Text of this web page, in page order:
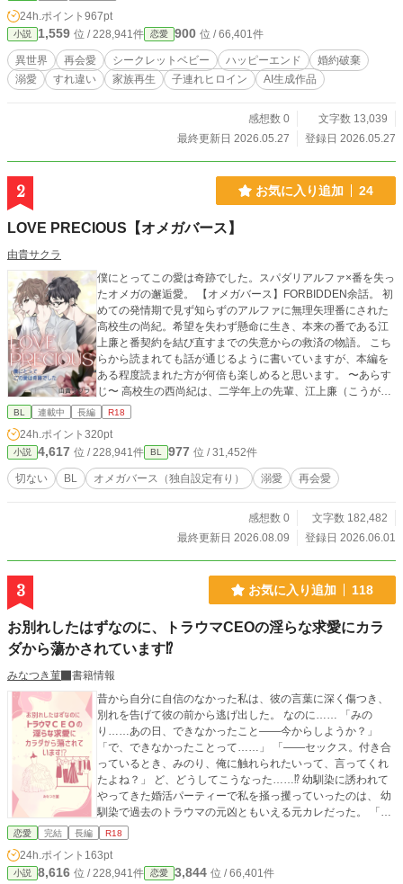
24h.ポイント 967pt
小説 1,559 位 / 228,941件 恋愛 900 位 / 66,401件
異世界 再会愛 シークレットベビー ハッピーエンド
婚約破棄
溺愛
すれ違い 家族再生 子連れヒロイン AI生成作品
感想数 0
文字数 13,039
最終更新日 2026.05.27
登録日 2026.05.27
2 お気に入り追加 24
LOVE PRECIOUS【オメガバース】
由貴サクラ
僕にとってこの愛は奇跡でした。スパダリアルファ×番を失っ
たオメガの邂逅愛。 【オメガバース】FORBIDDEN余話。 初
めての発情期で見ず知らずのアルファに無理矢理番にされた
高校生の尚紀。希望を失わず懸命に生き、本来の番である江
上廉と番契約を結び直すまでの失意からの救済の物語。 こち
らから読まれても話が通じるように書いていますが、本編を
ある程度読まれた方が何倍も楽しめると思います。 〜あらす
じ〜 高校生の西尚紀は、二学年上の先輩、江上廉（こうがみ
れん）のことをずっと憧れを抱いていた。しかし、卒業式で
踏み出せない自分が歯痒かった。 一年後、オメガとして初め
て発情期に見舞われた尚紀は、通りかがりのアルファの男
（夏木真也）に介抱され、あろうことかそのまま番に…。一
夜で人生が大きく変わり、帰る家を失った尚紀は、同じく夏
BL 連載中 長編 R18
24h.ポイント 320pt
小説 4,617 位 / 228,941件 BL 977 位 / 31,452件
切ない BL オメガバース（独自設定有り） 溺愛 再会愛
感想数 0
文字数 182,482
最終更新日 2026.08.09
登録日 2026.06.01
3 お気に入り追加 118
お別れしたはずなのに、トラウマCEOの淫らな求愛にカラ
ダから蕩かされています⁉︎
みなつき菫
書籍情報
昔から自分に自信のなかった私は、彼の言葉に深く傷つき、
別れを告げて彼の前から逃げ出した。 なのに…… 「みの
り……あの日、できなかったこと――今からしようか？」
「で、できなかったことって……」 「――セックス。付き合
っているとき、みのり、俺に触れられたいって、言ってくれ
たよね？」 ど、どうしてこうなった……⁉︎ 幼馴染に誘われて
やってきた婚活パーティーで私を掻っ攫っていったのは、 幼
馴染で過去のトラウマの元凶ともいえる元カレだった。 「ど
うしても君を諦めきれない。必ず君の心を取り戻したいと思
体で証明するよ」 「俺なしじゃ生きられなくなればいい」 待
ったなしの求愛に、 もう逃げ道は残されていないようで
恋愛 完結 長編 R18
24h.ポイント 163pt
小説 8,616 位 / 228,941件 恋愛 3,844 位 / 66,401件